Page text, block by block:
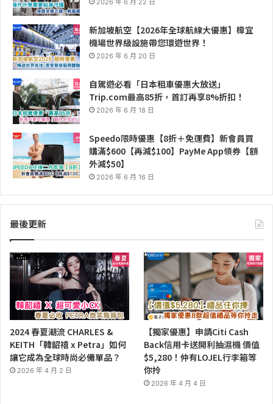
2026 年 6 月 22 日
新加坡航空【2026年全球航線大優惠】樟宜
機場世界級設施帶您環遊世界！
2026 年 6 月 20 日
自駕遊必看「日本租車優惠大放送」
Trip.com最高85折，首訂再享8%折扣！
2026 年 6 月 18 日
Speedo限時優惠【8折＋免運費】新會員買
購滿$600【再減$100】PayMe App領券【額
外減$50】
2026 年 6 月 16 日
最後更新
2024 春夏潮流 CHARLES &
KEITH「韓韶禧 x Petra」如何
讓它成為全球時尚必備單品？
2026 年 4 月 2 日
【獨家優惠】申請Citi Cash
Back信用卡送開利抽濕機 價值
$5,280！仲有LOJEL行李箱等
你拎
2026 年 4 月 4 日